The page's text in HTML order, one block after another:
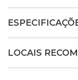
LOCAIS